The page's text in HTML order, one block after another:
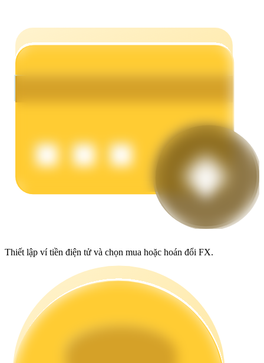
Làm cho tài sản của bạn tăng giá trị đều đặn
Thiết lập ví tiền điện tử và chọn mua hoặc hoán đổi FX.